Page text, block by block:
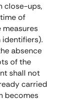
close-ups,
of
identifiers).
absence
of the
shall not
carried
becomes